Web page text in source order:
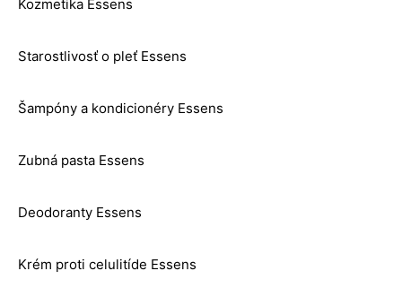
Kozmetika Essens
Starostlivosť o pleť Essens
Šampóny a kondicionéry Essens
Zubná pasta Essens
Deodoranty Essens
Krém proti celulitíde Essens